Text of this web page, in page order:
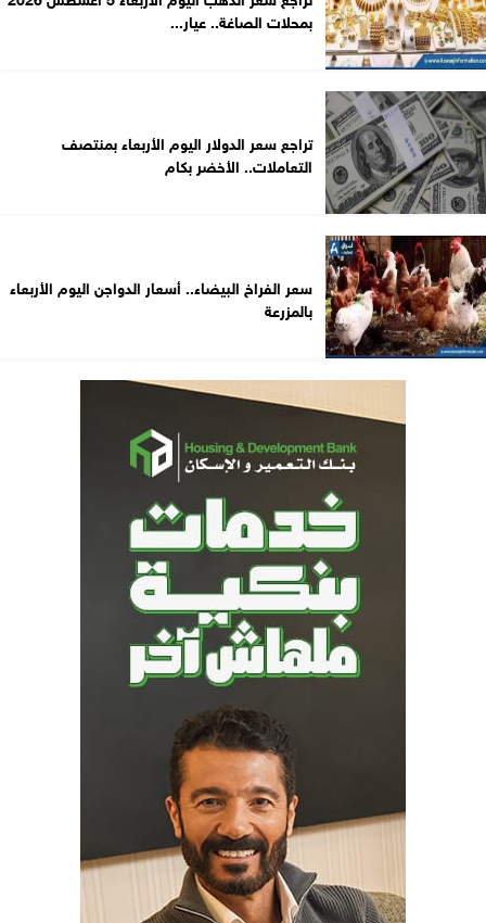
بمحلات الصاغة.. عيار...
تراجع سعر الدولار اليوم الأربعاء بمنتصف
التعاملات.. الأخضر بكام
سعر الفراخ البيضاء.. أسعار الدواجن اليوم الأربعاء
بالمزرعة